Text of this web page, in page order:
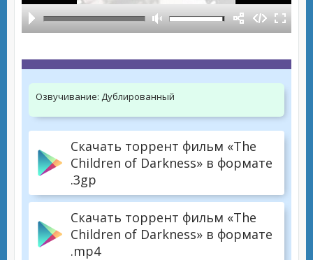
Озвучивание: Дублированный
Скачать торрент фильм «The
Children of Darkness» в формате
.3gp
Скачать торрент фильм «The
Children of Darkness» в формате
.mp4